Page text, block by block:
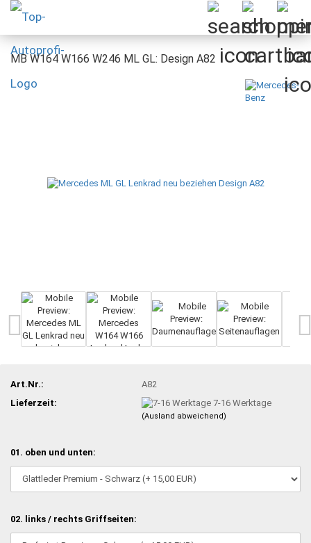
MB W164 W166 W246 ML GL: Design A82
Art.Nr.:
A82
Lieferzeit:
7-16 Werktage
(Ausland abweichend)
01. oben und unten:
02. links / rechts Griffseiten: